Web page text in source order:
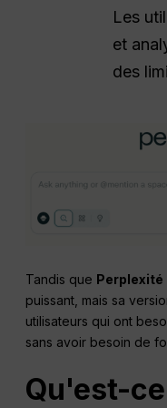
Les
et
des
Tandis que Perplexité
puissant, mais sa
utilisateurs qui ont
sans avoir besoin de
Qu'est-